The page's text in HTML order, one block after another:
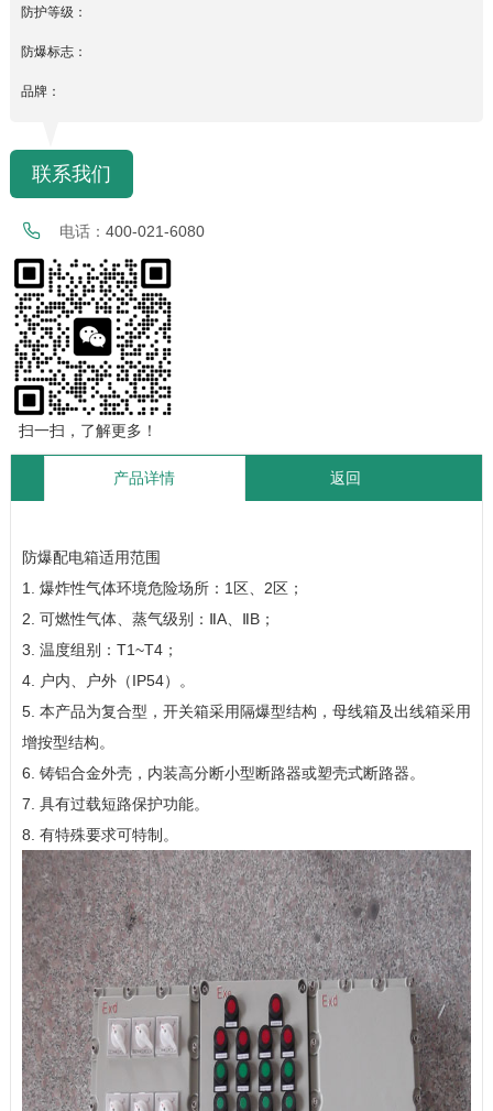
防护等级：
防爆标志：
品牌：
联系我们
电话： 400-021-6080
扫一扫，了解更多！
产品详情 返回
防爆配电箱适用范围
1. 爆炸性气体环境危险场所：1区、2区；
2. 可燃性气体、蒸气级别：ⅡA、ⅡB；
3. 温度组别：T1~T4；
4. 户内、户外（IP54）。
5. 本产品为复合型，开关箱采用隔爆型结构，母线箱及出线箱采用
增按型结构。
6. 铸铝合金外壳，内装高分断小型断路器或塑壳式断路器。
7. 具有过载短路保护功能。
8. 有特殊要求可特制。